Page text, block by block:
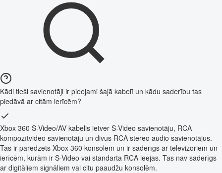
Kādi tieši savienotāji ir pieejami šajā kabelī un kādu saderību tas
piedāvā ar citām ierīcēm?
Xbox 360 S-Video/AV kabelis ietver S-Video savienotāju, RCA
kompozītvideo savienotāju un divus RCA stereo audio savienotājus.
Tas ir paredzēts Xbox 360 konsolēm un ir saderīgs ar televizoriem un
ierīcēm, kurām ir S-Video vai standarta RCA ieejas. Tas nav saderīgs
ar digitāliem signāliem vai citu paaudžu konsolēm.